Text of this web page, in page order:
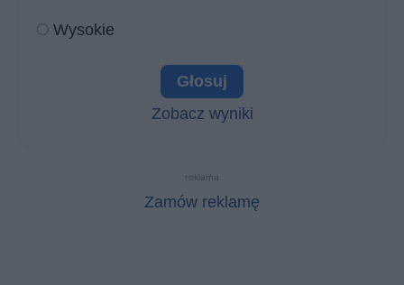
Wysokie
Zobacz wyniki
reklama
Zamów reklamę